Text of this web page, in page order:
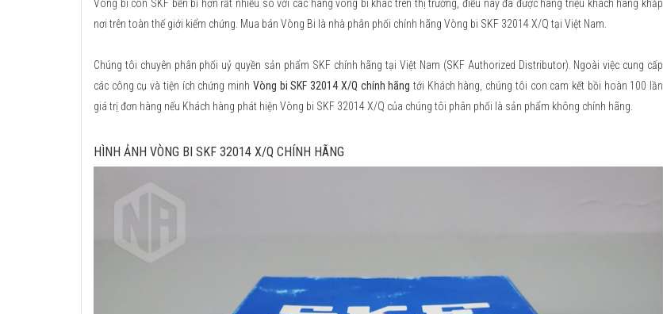
Vòng bi côn SKF bền bỉ hơn rất nhiều so với các hãng vòng bi khác trên thị trường, điều này đã được hàng triệu khách hàng khắp
nơi trên toàn thế giới kiểm chứng. Mua bán Vòng Bi là nhà phân phối chính hãng Vòng bi SKF 32014 X/Q tại Việt Nam.
Chúng tôi chuyên phân phối uỷ quyền sản phẩm SKF chính hãng tại Việt Nam (SKF Authorized Distributor). Ngoài việc cung cấp
các công cụ và tiện ích chứng minh Vòng bi SKF 32014 X/Q chính hãng tới Khách hàng, chúng tôi con cam kết bồi hoàn 100 lần
giá trị đơn hàng nếu Khách hàng phát hiện Vòng bi SKF 32014 X/Q của chúng tôi phân phối là sản phẩm không chính hãng.
HÌNH ẢNH VÒNG BI SKF 32014 X/Q CHÍNH HÃNG